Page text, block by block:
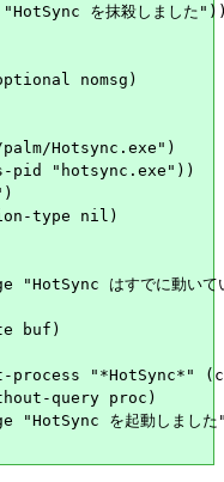
を抹殺しました
nomsg)
Hotsync.exe")